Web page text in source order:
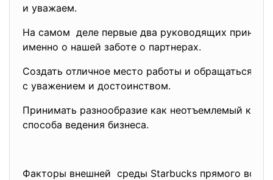
и уважаем.
На самом деле первые два руководящих
именно о нашей заботе о партнерах.
Создать отличное место работы и обращаться
с уважением и достоинством.
Принимать разнообразие как неотъемлемый
способа ведения бизнеса.
Факторы внешней среды Starbucks прямого